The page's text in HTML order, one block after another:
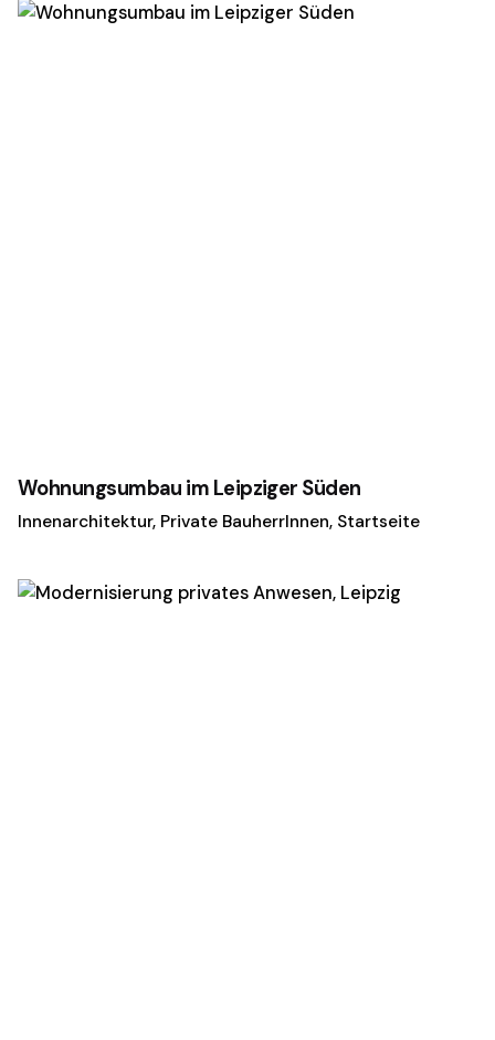
Wohnungsumbau im Leipziger Süden
Innenarchitektur Private BauherrInnen Startseite